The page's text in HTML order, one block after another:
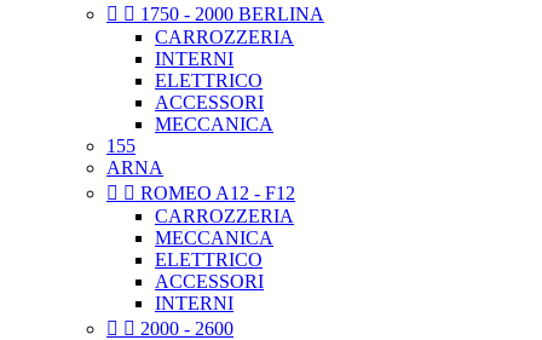
  1750 - 2000 BERLINA
CARROZZERIA
INTERNI
ELETTRICO
ACCESSORI
MECCANICA
155
ARNA
  ROMEO A12 - F12
CARROZZERIA
MECCANICA
ELETTRICO
ACCESSORI
INTERNI
  2000 - 2600